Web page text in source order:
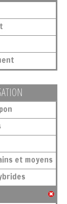
et moyens